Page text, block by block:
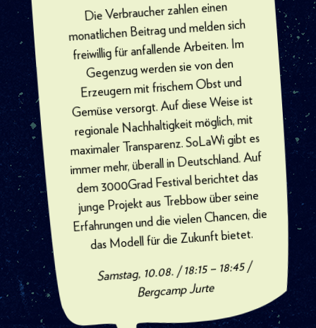
Die Verbraucher zahlen einen
monatlichen Beitrag und melden sich
freiwillig für anfallende Arbeiten. Im
Gegenzug werden sie von den
Erzeugern mit frischem Obst und
Gemüse versorgt. Auf diese Weise ist
regionale Nachhaltigkeit möglich, mit
maximaler Transparenz. SoLaWi gibt es
immer mehr, überall in Deutschland. Auf
dem 3000Grad Festival berichtet das
junge Projekt aus Trebbow über seine
Erfahrungen und die vielen Chancen, die
das Modell für die Zukunft bietet.
Samstag, 10.08. / 18:15 – 18:45 /
Bergcamp Jurte